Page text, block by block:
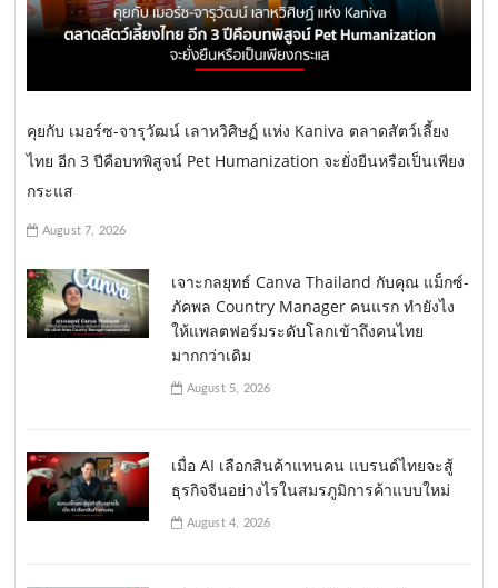
คุยกับ เมอร์ซ-จารุวัฒน์ เลาหวิศิษฏ์ แห่ง Kaniva ตลาดสัตว์เลี้ยง
ไทย อีก 3 ปีคือบทพิสูจน์ Pet Humanization จะยั่งยืนหรือเป็นเพียง
กระแส
August 7, 2026
เจาะกลยุทธ์ Canva Thailand กับคุณ แม็กซ์-
ภัคพล Country Manager คนแรก ทำยังไง
ให้แพลตฟอร์มระดับโลกเข้าถึงคนไทย
มากกว่าเดิม
August 5, 2026
เมื่อ AI เลือกสินค้าแทนคน แบรนด์ไทยจะสู้
ธุรกิจจีนอย่างไรในสมรภูมิการค้าแบบใหม่
August 4, 2026